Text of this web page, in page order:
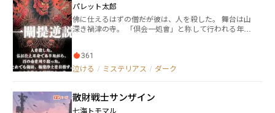
パレット太郎
佛に仕えるはずの僧――だが彼は、人を殺した。 舞台は山
深き禍津の寺。 「倶会一処會」と称して行われる年に
炎と血に染まった本堂の中、 破戒僧たちはひとり残ら
ず殺され、 百を超える死体の上に、琵琶を抱えた殺生
の合理化されたシステム地獄―― **RPaz（Reincarnation
Process & Assessment Zone）**へ送られる。 そこで
361
泣ける / ミステリアス / ダーク
散財戦士サンザイン
七海トモマル